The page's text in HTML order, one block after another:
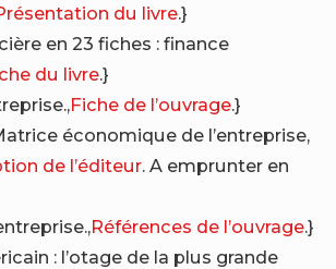
du livre.}
en 23 fiches : finance
du livre.}
Fiche de l’ouvrage.}
économique de l’entreprise,
de l’éditeur. A emprunter en
Références de l’ouvrage.}
: l’otage de la plus grande